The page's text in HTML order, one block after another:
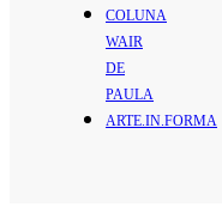
COLUNA
WAIR
DE
PAULA
ARTE.IN.FORMA